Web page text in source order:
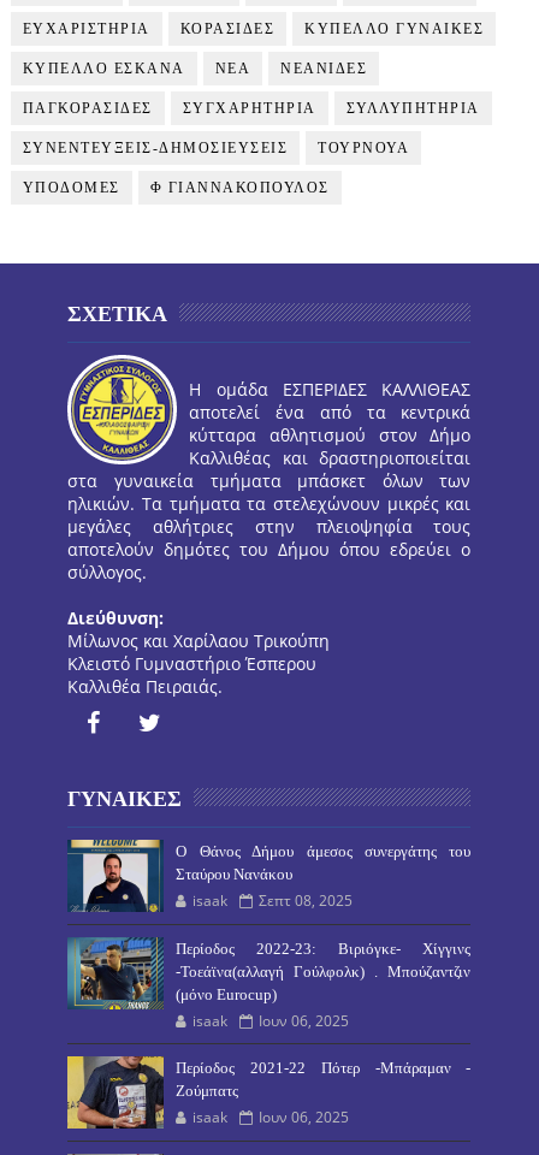
ΕΥΧΑΡΙΣΤΗΡΙΑ ΚΟΡΑΣΙΔΕΣ ΚΥΠΕΛΛΟ ΓΥΝΑΙΚΕΣ
ΚΥΠΕΛΛΟ ΕΣΚΑΝΑ ΝΕΑ ΝΕΑΝΙΔΕΣ
ΠΑΓΚΟΡΑΣΙΔΕΣ ΣΥΓΧΑΡΗΤΗΡΙΑ ΣΥΛΛΥΠΗΤΗΡΙΑ
ΣΥΝΕΝΤΕΥΞΕΙΣ-ΔΗΜΟΣΙΕΥΣΕΙΣ ΤΟΥΡΝΟΥΑ
ΥΠΟΔΟΜΕΣ Φ ΓΙΑΝΝΑΚΟΠΟΥΛΟΣ
ΣΧΕΤΙΚΑ
Η ομάδα ΕΣΠΕΡΙΔΕΣ ΚΑΛΛΙΘΕΑΣ
αποτελεί ένα από τα κεντρικά
κύτταρα αθλητισμού στον Δήμο
Καλλιθέας και δραστηριοποιείται
στα γυναικεία τμήματα μπάσκετ όλων των
ηλικιών. Τα τμήματα τα στελεχώνουν μικρές και
μεγάλες αθλήτριες στην πλειοψηφία τους
αποτελούν δημότες του Δήμου όπου εδρεύει ο
σύλλογος.
Διεύθυνση:
Μίλωνος και Χαρίλαου Τρικούπη
Κλειστό Γυμναστήριο Έσπερου
Καλλιθέα Πειραιάς.
ΓΥΝΑΙΚΕΣ
O Θάνος Δήμου άμεσος συνεργάτης του
Σταύρου Νανάκου
isaak Σεπτ 08, 2025
Περίοδος 2022-23: Βιριόγκε- Χίγγινς
-Τοεάϊνα(αλλαγή Γούλφολκ) . Μπούζαντζιν
(μόνο Eurocup)
isaak Ιουν 06, 2025
Περίοδος 2021-22 Πότερ -Μπάραμαν -
Ζούμπατς
isaak Ιουν 06, 2025